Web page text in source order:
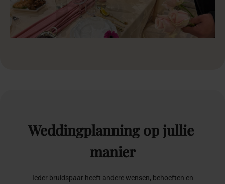
Weddingplanning op jullie
manier
Ieder bruidspaar heeft andere wensen, behoeften en